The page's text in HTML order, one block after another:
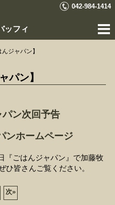
042-984-1414
ッフィ
ジャパン】
パン】
パン次回予告
ンホームページ
『ごはんジャパン』で加藤牧
ひ皆さんご覧ください。
次»